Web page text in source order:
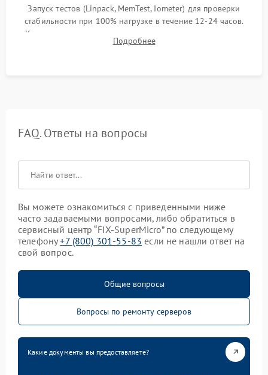
Запуск тестов (Linpack, MemTest, Iometer) для проверки
стабильности при 100% нагрузке в течение 12-24 часов.
Контроль температурных режимов, проверка отсутствия
троттлинга и подготовка сервера к выдаче.
Подробнее
FAQ. Ответы на вопросы
Вы можете ознакомиться с приведенными ниже
часто задаваемыми вопросами, либо обратиться в
сервисный центр “FIX-SuperMicro” по следующему
телефону+7 (800) 301-55-83 если не нашли ответ на
свой вопрос.
Общие вопросы
Вопросы по ремонту серверов
Какие документы вы предоставляете?